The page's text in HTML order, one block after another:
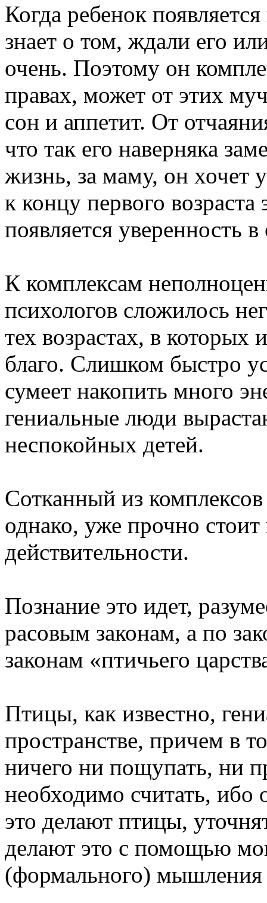
Когда ребенок
знает о том, ждали его
очень. Поэтому он
правах, может от этих
сон и аппетит. От
что так его наверняка
жизнь, за маму, он хочет
к концу первого
появляется уверенность
К комплексам
психологов сложилось
тех возрастах, в
благо. Слишком быстро
сумеет накопить много
гениальные люди
неспокойных детей.
Сотканный из
однако, уже прочно
действительности.
Познание это идет,
расовым законам, а по
законам «птичьего
Птицы, как известно,
пространстве, причем в
ничего ни пощупать, ни
необходимо считать,
это делают птицы,
делают это с помощью
(формального) мышления